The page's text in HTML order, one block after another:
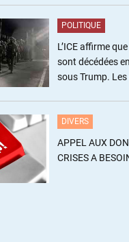
POLITIQUE
L’ICE affirme
sont décédées
sous Trump.
DIVERS
APPEL AUX
CRISES A